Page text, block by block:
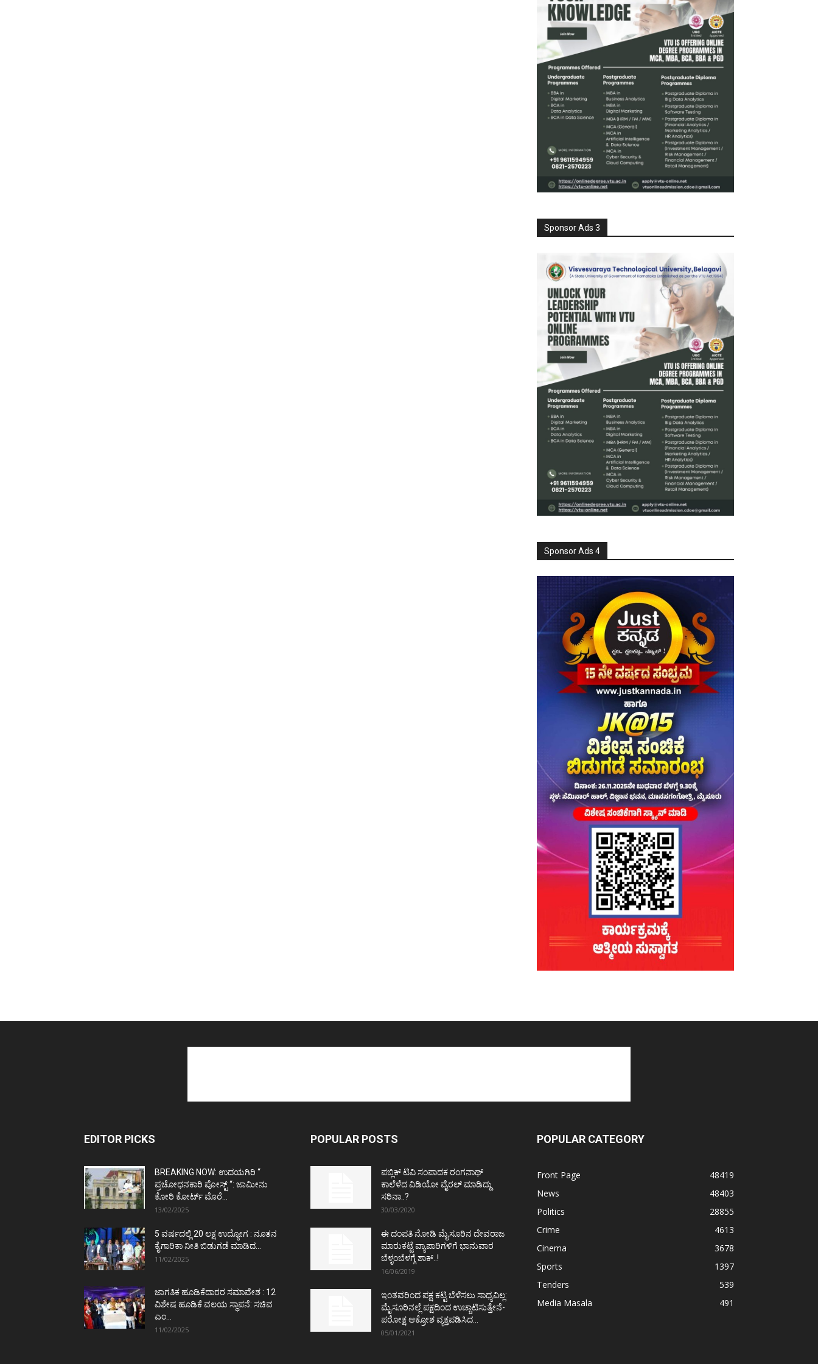
Sponsor Ads 3
Sponsor Ads 4
EDITOR PICKS
BREAKING NOW: ಉದಯಗಿರಿ “
ಪ್ರಚೋಧನಕಾರಿ ಪೋಸ್ಟ್‌ “: ಜಾಮೀನು
ಕೋರಿ ಕೋರ್ಟ್‌ ಮೊರೆ...
13/02/2025
5 ವರ್ಷದಲ್ಲಿ 20 ಲಕ್ಷ ಉದ್ಯೋಗ : ನೂತನ
ಕೈಗಾರಿಕಾ ನೀತಿ ಬಿಡುಗಡೆ ಮಾಡಿದ...
11/02/2025
ಜಾಗತಿಕ ಹೂಡಿಕೆದಾರರ ಸಮಾವೇಶ : 12
ವಿಶೇಷ ಹೂಡಿಕೆ ವಲಯ ಸ್ಥಾಪನೆ: ಸಚಿವ
ಎಂ...
11/02/2025
POPULAR POSTS
ಪಬ್ಲಿಕ್ ಟಿವಿ ಸಂಪಾದಕ ರಂಗನಾಥ್
ಕಾಲೆಳೆದ ವಿಡಿಯೋ ವೈರಲ್ ಮಾಡಿದ್ದು
ಸರಿನಾ..?
30/03/2020
ಈ ದಂಪತಿ ನೋಡಿ ಮೈಸೂರಿನ ದೇವರಾಜ
ಮಾರುಕಟ್ಟೆ ವ್ಯಾಪಾರಿಗಳಿಗೆ ಭಾನುವಾರ
ಬೆಳ್ಳಂಬೆಳಗ್ಗೆ ಶಾಕ್..!
16/06/2019
ಇಂತವರಿಂದ ಪಕ್ಷ ಕಟ್ಟಿ ಬೆಳೆಸಲು ಸಾಧ್ಯವಿಲ್ಲ:
ಮೈಸೂರಿನಲ್ಲೆ ಪಕ್ಷದಿಂದ ಉಚ್ಚಾಟಿಸುತ್ತೇನೆ-
ಪರೋಕ್ಷ ಆಕ್ರೋಶ ವ್ಯಕ್ತಪಡಿಸಿದ...
05/01/2021
POPULAR CATEGORY
Front Page
48419
News
48403
Politics
28855
Crime
4613
Cinema
3678
Sports
1397
Tenders
539
Media Masala
491